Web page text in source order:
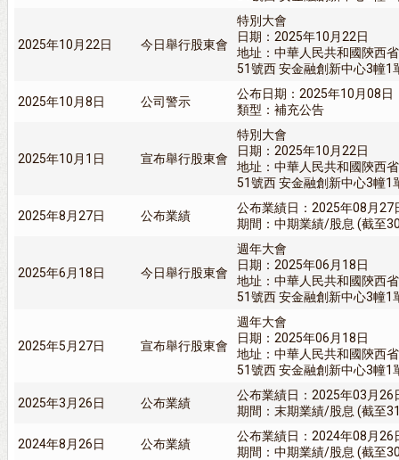
2025年10月22日 今日舉行股東會
特別大會
日期：2025年10月22日
地址：中華人民共和國陝西
51號西 安金融創新中心3幢1
2025年10月8日 公司警示
公布日期：2025年10月08日
類型：補充公告
2025年10月1日 宣布舉行股東會
特別大會
日期：2025年10月22日
地址：中華人民共和國陝西
51號西 安金融創新中心3幢1
2025年8月27日 公布業績
公布業績日：2025年08月27
期間：中期業績/股息 (截至
2025年6月18日 今日舉行股東會
週年大會
日期：2025年06月18日
地址：中華人民共和國陝西
51號西 安金融創新中心3幢1
2025年5月27日 宣布舉行股東會
週年大會
日期：2025年06月18日
地址：中華人民共和國陝西
51號西 安金融創新中心3幢1
2025年3月26日 公布業績
公布業績日：2025年03月26
期間：末期業績/股息 (截至
2024年8月26日 公布業績
公布業績日：2024年08月26
期間：中期業績/股息 (截至